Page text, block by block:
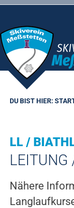
Skip
content
DU BIST HIER:
LL /
LEITUNG
Nähere